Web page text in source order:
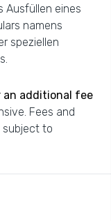
Ausfüllen eines
namens
speziellen
an additional fee
Fees and
subject to